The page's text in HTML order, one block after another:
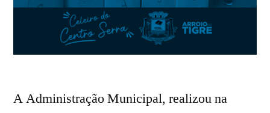
A Administração Municipal, realizou na